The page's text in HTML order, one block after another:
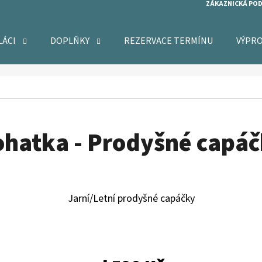
ZÁKAZNICKÁ
DOPLŇKY REZERVACE TERMÍNU
- Prodyšné
Jarní/Letní prodyšné capáčky